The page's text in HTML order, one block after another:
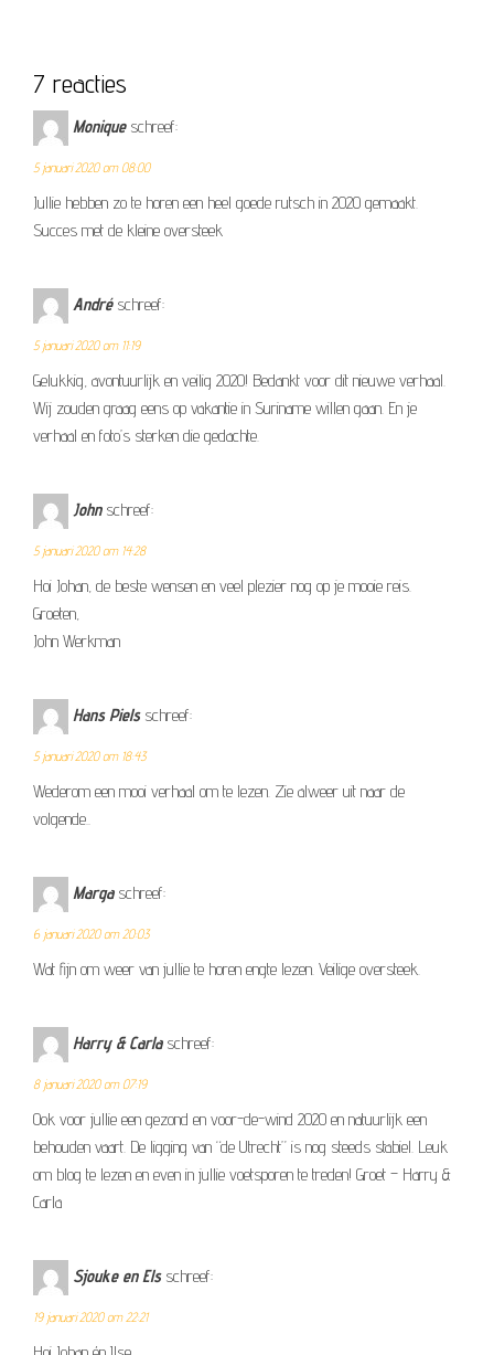
7 reacties
Monique schreef:
5 januari 2020 om 08:00
Jullie hebben zo te horen een heel goede rutsch in 2020 gemaakt.
Succes met de kleine oversteek
André schreef:
5 januari 2020 om 11:19
Gelukkig, avontuurlijk en veilig 2020! Bedankt voor dit nieuwe verhaal.
Wij zouden graag eens op vakantie in Suriname willen gaan. En je
verhaal en foto’s sterken die gedachte.
John schreef:
5 januari 2020 om 14:28
Hoi Johan, de beste wensen en veel plezier nog op je mooie reis.
Groeten,
John Werkman
Hans Piels schreef:
5 januari 2020 om 18:43
Wederom een mooi verhaal om te lezen. Zie alweer uit naar de
volgende..
Marga schreef:
6 januari 2020 om 20:03
Wat fijn om weer van jullie te horen engte lezen. Veilige oversteek.
Harry & Carla schreef:
8 januari 2020 om 07:19
Ook voor jullie een gezond en voor-de-wind 2020 en natuurlijk een
behouden vaart. De ligging van “de Utrecht” is nog steeds stabiel. Leuk
om blog te lezen en even in jullie voetsporen te treden! Groet – Harry &
Carla
Sjouke en Els schreef:
19 januari 2020 om 22:21